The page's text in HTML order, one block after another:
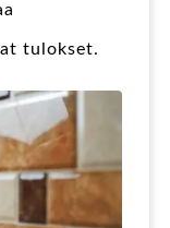
tulokset.